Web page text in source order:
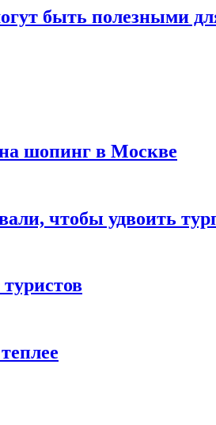
быть полезными
шопинг в Москве
чтобы удвоить